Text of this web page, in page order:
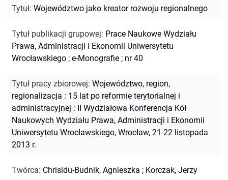
Tytuł: Województwo jako kreator rozwoju regionalnego
Tytuł publikacji grupowej: Prace Naukowe Wydziału
Prawa, Administracji i Ekonomii Uniwersytetu
Wrocławskiego ; e-Monografie ; nr 40
Tytuł pracy zbiorowej: Województwo, region,
regionalizacja : 15 lat po reformie terytorialnej i
administracyjnej : II Wydziałowa Konferencja Kół
Naukowych Wydziału Prawa, Administracji i Ekonomii
Uniwersytetu Wrocławskiego, Wrocław, 21-22 listopada
2013 r.
Twórca: Chrisidu-Budnik, Agnieszka ; Korczak, Jerzy